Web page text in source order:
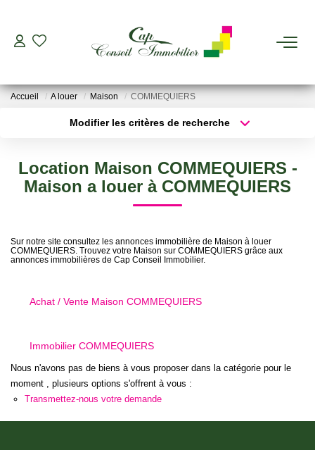
VIAGER
Accueil A louer Maison COMMEQUIERS
Modifier les critères de recherche
Sélectionnez...
Type de bien
Surface min
Créer une alerte
Location Maison COMMEQUIERS -
Maison a louer à COMMEQUIERS
Sur notre site consultez les annonces immobilière de Maison à louer
COMMEQUIERS. Trouvez votre Maison sur COMMEQUIERS grâce aux
annonces immobilières de Cap Conseil Immobilier.
Achat / Vente Maison COMMEQUIERS
Immobilier COMMEQUIERS
Nous n'avons pas de biens à vous proposer dans la catégorie pour le
moment , plusieurs options s'offrent à vous :
Transmettez-nous votre demande